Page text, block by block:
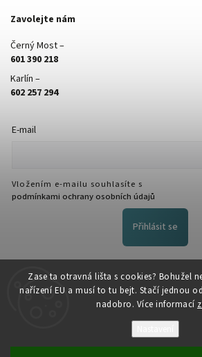
Zase ta otravná lišta s cookies? Bohužel
nařízení EU a musí to tu bejt. Stačí jednou
nadobro. Více informací
Zavolejte nám
Černý Most –
601 390 218
Karlín –
602 257 294
E-mail
Vložením e-mailu souhlasíte s
podmínkami ochrany osobních údajů
Přihlásit se
FACEBOOK